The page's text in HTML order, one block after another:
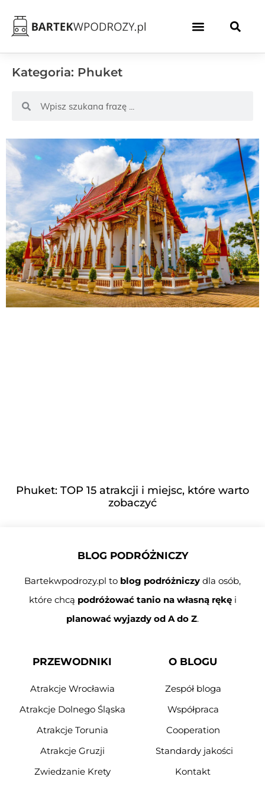
Kategoria: Phuket
Phuket: TOP 15 atrakcji i miejsc, które warto
zobaczyć
BLOG PODRÓŻNICZY
Bartekwpodrozy.pl to blog podróżniczy dla osób,
które chcą podróżować tanio na własną rękęi
planować wyjazdy od A do Z.
PRZEWODNIKI
Atrakcje Wrocławia
Atrakcje Dolnego Śląska
Atrakcje Torunia
Atrakcje Gruzji
Zwiedzanie Krety
O BLOGU
Zespół bloga
Współpraca
Cooperation
Standardy jakości
Kontakt